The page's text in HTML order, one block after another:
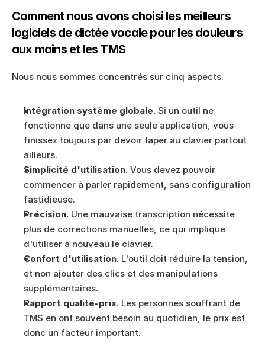
Comment nous avons choisi les meilleurs
logiciels de dictée vocale pour les douleurs
aux mains et les TMS
Nous nous sommes concentrés sur cinq aspects.
Intégration système globale. Si un outil ne
fonctionne que dans une seule application, vous
finissez toujours par devoir taper au clavier partout
ailleurs.
Simplicité d'utilisation. Vous devez pouvoir
commencer à parler rapidement, sans configuration
fastidieuse.
Précision. Une mauvaise transcription nécessite
plus de corrections manuelles, ce qui implique
d'utiliser à nouveau le clavier.
Confort d'utilisation. L'outil doit réduire la tension,
et non ajouter des clics et des manipulations
supplémentaires.
Rapport qualité-prix. Les personnes souffrant de
TMS en ont souvent besoin au quotidien, le prix est
donc un facteur important.